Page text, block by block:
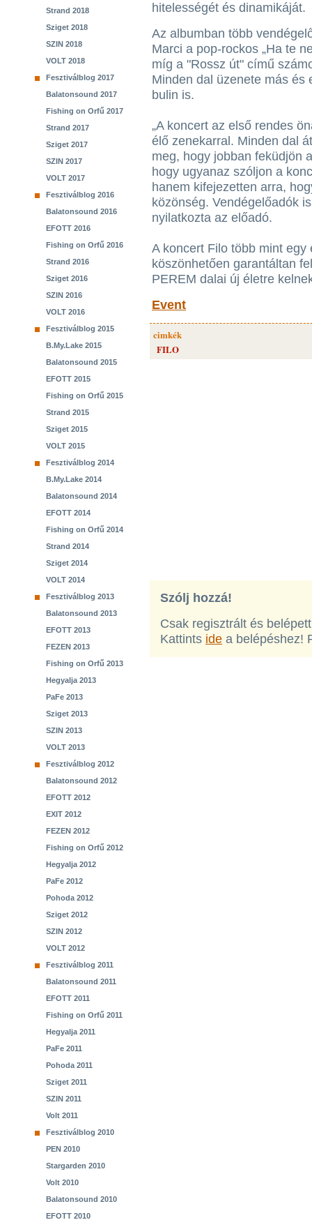
Strand 2018
Sziget 2018
SZIN 2018
VOLT 2018
Fesztiválblog 2017
Balatonsound 2017
Fishing on Orfű 2017
Strand 2017
Sziget 2017
SZIN 2017
VOLT 2017
Fesztiválblog 2016
Balatonsound 2016
EFOTT 2016
Fishing on Orfű 2016
Strand 2016
Sziget 2016
SZIN 2016
VOLT 2016
Fesztiválblog 2015
B.My.Lake 2015
Balatonsound 2015
EFOTT 2015
Fishing on Orfű 2015
Strand 2015
Sziget 2015
VOLT 2015
Fesztiválblog 2014
B.My.Lake 2014
Balatonsound 2014
EFOTT 2014
Fishing on Orfű 2014
Strand 2014
Sziget 2014
VOLT 2014
Fesztiválblog 2013
Balatonsound 2013
EFOTT 2013
FEZEN 2013
Fishing on Orfű 2013
Hegyalja 2013
PaFe 2013
Sziget 2013
SZIN 2013
VOLT 2013
Fesztiválblog 2012
Balatonsound 2012
EFOTT 2012
EXIT 2012
FEZEN 2012
Fishing on Orfű 2012
Hegyalja 2012
PaFe 2012
Pohoda 2012
Sziget 2012
SZIN 2012
VOLT 2012
Fesztiválblog 2011
Balatonsound 2011
EFOTT 2011
Fishing on Orfű 2011
Hegyalja 2011
PaFe 2011
Pohoda 2011
Sziget 2011
SZIN 2011
Volt 2011
Fesztiválblog 2010
PEN 2010
Stargarden 2010
Volt 2010
Balatonsound 2010
EFOTT 2010
hitelességét és dinamikáját.
Az albumban több
Marci a pop-rockos „Ha te
míg a "Rossz út" című
Minden dal üzenete más és
bulin is.
„A koncert az első rendes
élő zenekarral. Minden dal
meg, hogy jobban feküdjön
hogy ugyanaz szóljon a
hanem kifejezetten arra,
közönség. Vendégelőadók
nyilatkozta az előadó.
A koncert Filo több mint
köszönhetően garantáltan
PEREM dalai új életre
Event
cimkék
FILO
Szólj hozzá!
Csak regisztrált és
Kattints ide a belépéshez!